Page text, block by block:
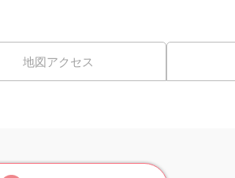
地図アクセス